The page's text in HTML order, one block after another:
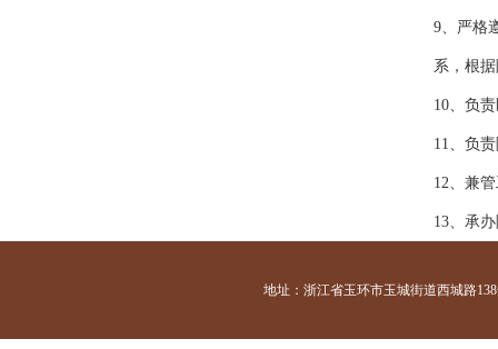
9、严格
系，根
10、负
11、负
12、兼
13、承
地址：浙江省玉环市玉城街道西城路